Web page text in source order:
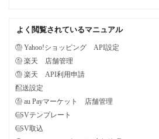
よく閲覧されているマニュアル
② Yahoo!ショッピング API設定
① 楽天 店舗管理
② 楽天 API利用申請
配送設定
① au Payマーケット 店舗管理
CSVテンプレート
CSV取込